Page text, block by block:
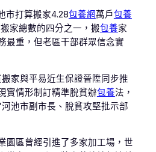
市打算搬家4.28包養網萬戶包養
家總數的四分之一，搬包養家
最重，但老區干部群眾信念實
家與平易近生保證晉陞同步推
實情形制訂精準脫貧辦包養法，
池市副市長、脫貧攻堅批示部
園區曾經引進了多家加工場，世